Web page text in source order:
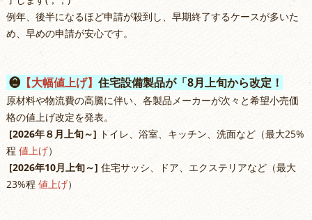
例年、後半になるほど申請が殺到し、早期終了するケースが多いた
め、早めの申請が安心です。
❷【大幅値上げ】 住宅設備製品が「8月上旬から改定！
原材料や物流費の高騰に伴い、各製品メーカーが次々と希望小売価
格の値上げ改定を発表。
[2026年８月上旬～] トイレ、浴室、キッチン、洗面など（最大25%
程 値上げ）
[2026年10月上旬～] 住宅サッシ、ドア、エクステリアなど（最大
23%程 値上げ）